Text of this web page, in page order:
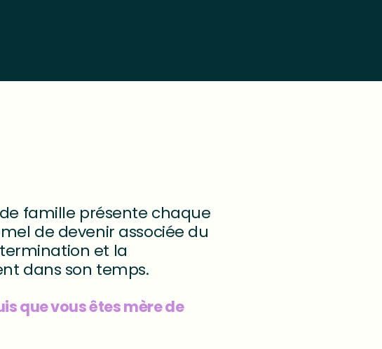
famille présente chaque
de devenir associée du
et la
dans son temps.
que vous êtes mère de